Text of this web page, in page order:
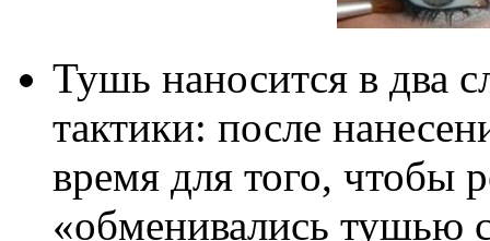
Тушь наносится в два
тактики: после
время для того, чтобы
«обменивались тушью